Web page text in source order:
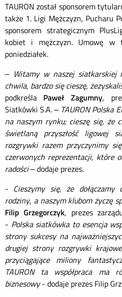
TAURON został sponsorem
także 1. Ligi Mężczyzn, Pucharu
sponsorem strategicznym
kobiet i mężczyzn. Umowę w
poniedziałek.
– Witamy w naszej siatkarskiej
chwila, bardzo się cieszę, że
podkreśla Paweł Zagumny,
Siatkówki S.A. – TAURON Polska
na naszym rynku; cieszę się, że
świetlaną przyszłość ligowej
rozgrywki razem przyczynimy
czerwonych reprezentacji, które
radości–dodaje prezes.
- Cieszymy się, że
rodziny, a naszym klubom życzę
Filip Grzegorczyk, prezes
- Polska siatkówka to esencja
strony sukcesy na
drugiej strony rozgrywki
przyciągające miliony
TAURON ta współpraca ma
biznesowy- dodaje prezes Filip